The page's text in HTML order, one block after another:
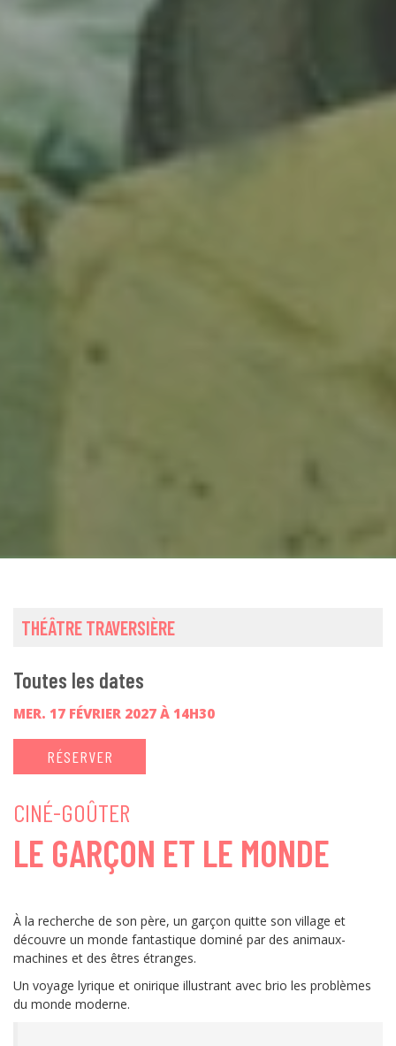
THÉÂTRE TRAVERSIÈRE
Toutes les dates
MER. 17 FÉVRIER 2027 À 14H30
RÉSERVER
CINÉ-GOÛTER
LE GARÇON ET LE MONDE
À la recherche de son père, un garçon quitte son village et
découvre un monde fantastique dominé par des animaux-
machines et des êtres étranges.
Un voyage lyrique et onirique illustrant avec brio les problèmes
du monde moderne.